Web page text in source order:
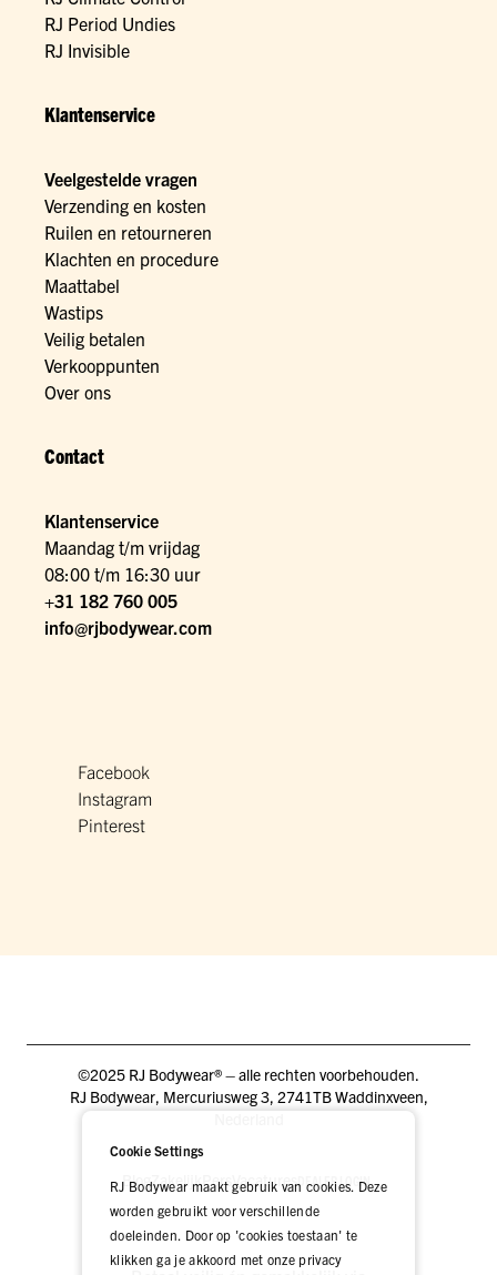
RJ Period Undies
RJ Invisible
Klantenservice
Veelgestelde vragen
Verzending en kosten
Ruilen en retourneren
Klachten en procedure
Maattabel
Wastips
Veilig betalen
Verkooppunten
Over ons
Contact
Klantenservice
Maandag t/m vrijdag
08:00 t/m 16:30 uur
+31 182 760 005
info@rjbodywear.com
Facebook
Instagram
Pinterest
©2025 RJ Bodywear® – alle rechten voorbehouden.
RJ Bodywear, Mercuriusweg 3, 2741TB Waddinxveen,
BlogZakelijkPers VacaturesDEALER LOGIN
Cookie Settings
RJ Bodywear maakt gebruik van cookies. Deze
worden gebruikt voor verschillende
doeleinden. Door op 'cookies toestaan' te
klikken ga je akkoord met onze privacy